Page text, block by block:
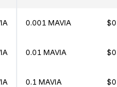
0.001 MAVIA
0.01 MAVIA
0.1 MAVIA